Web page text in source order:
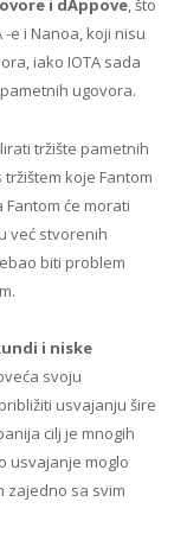
i dAppove, što
e i Nanoa, koji nisu
iako IOTA sada
ugovora.
tržište pametnih
koje Fantom
će morati
već stvorenih
biti problem
i niske
svoju
usvajanju šire
cilj je mnogih
usvajanje moglo
zajedno sa svim